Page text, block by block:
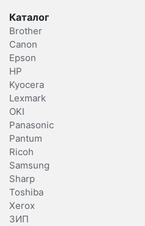
Каталог
Brother
Canon
Epson
HP
Kyocera
Lexmark
OKI
Panasonic
Pantum
Ricoh
Samsung
Sharp
Toshiba
Xerox
ЗИП